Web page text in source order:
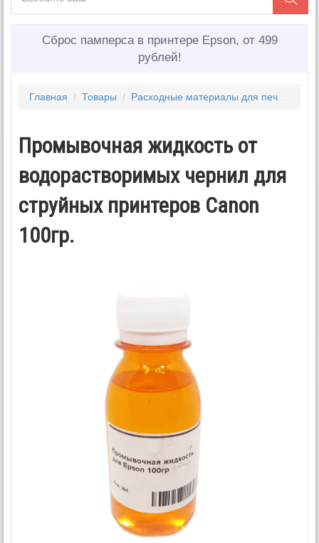
Сброс памперса в принтере Epson, от 499
рублей!
Главная / Товары / Расходные материалы для печати
Промывочная жидкость от
водорастворимых чернил для
струйных принтеров Canon
100гр.